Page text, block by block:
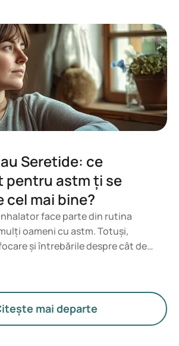
Și ce pot însemna ele pentru cei
sensibil la inflamație?
Seretide: ce
pentru astm ți se
mai bine?
face parte din rutina
oameni cu astm. Totuși,
și întrebările despre cât de
apar des. Medicamente
care e diferența dintre ele?
doar Ventolin, iar alții un
ca Seretide? Și e de ajuns un
mai departe